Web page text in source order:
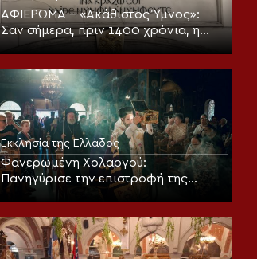
ΑΦΙΕΡΩΜΑ – «Ακάθιστος Ύμνος»:
Σαν σήμερα, πριν 1400 χρόνια, η
πρώτη ψαλμώδηση της
Εκκλησίας
Εκκλησία της Ελλάδος
Φανερωμένη Χολαργού:
Πανηγύρισε την επιστροφή της
παλαιάς ιεράς Λειψανοθήκης –
Επισκόπου Χριστουπόλεως